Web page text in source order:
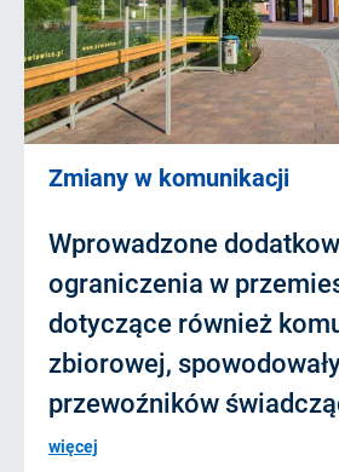
Zmiany w komunikacji
Wprowadzone
ograniczenia w
dotyczące również
zbiorowej,
przewoźników
więcej